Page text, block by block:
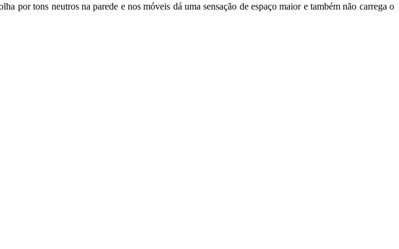
por tons neutros na parede e nos móveis dá uma sensação de espaço maior e também não carrega o